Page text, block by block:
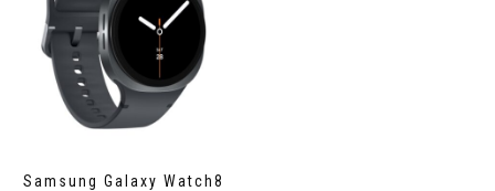
Samsung Galaxy Watch8